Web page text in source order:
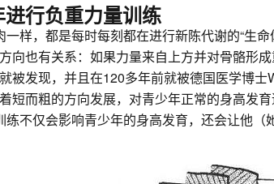
行负重力量训练
样，都是每时每刻都在进行新陈代谢的“生
向也有关系：如果力量来自上方并对骨骼形
被发现，并且在120多年前就被德国医学博
短而粗的方向发展，对青少年正常的身高发育
不仅会影响青少年的身高发育，还会让他